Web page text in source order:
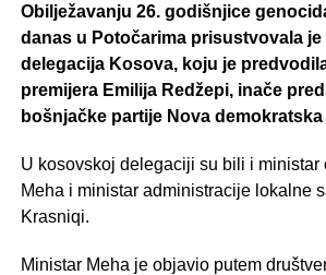
Obilježavanju 26. godišnjice
danas u Potočarima prisustvovala je
delegacija Kosova, koju je
premijera Emilija Redžepi, inače
bošnjačke partije Nova
U kosovskoj delegaciji su bili i ministar
Meha i ministar administracije lokalne
Krasniqi.
Ministar Meha je objavio putem